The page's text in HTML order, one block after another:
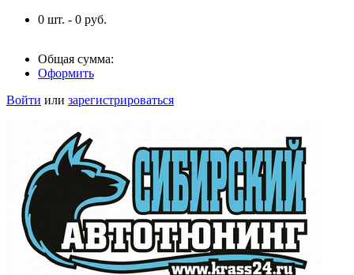
0 шт. - 0 руб.
Общая сумма:
Оформить
Войти или зарегистрироваться